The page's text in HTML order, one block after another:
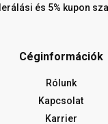
és 5% kupon
Céginformációk
Rólunk
Kapcsolat
Karrier